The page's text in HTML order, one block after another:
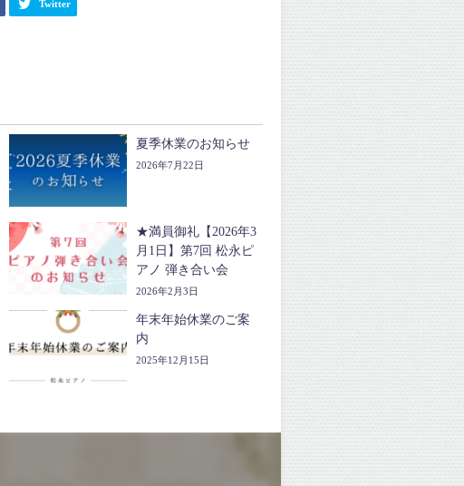
Twitter
夏季休業のお知らせ
2026年7月22日
★満員御礼【2026年3
月1日】第7回 松永ピ
アノ 弾き合い会
2026年2月3日
年末年始休業のご案
内
2025年12月15日